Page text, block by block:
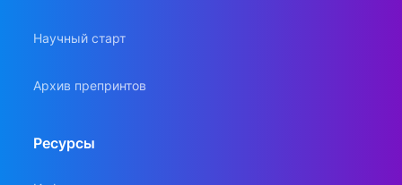
Научный старт
Архив препринтов
Ресурсы